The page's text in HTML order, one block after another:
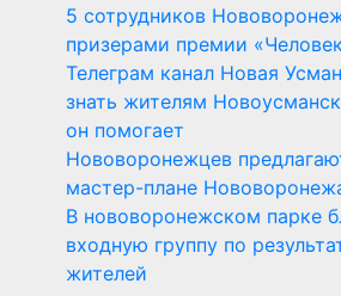
5 сотрудников
призерами премии
Телеграм канал Новая
знать жителям
он помогает
Нововоронежцев
мастер-плане
В нововоронежском парке
входную группу по
жителей